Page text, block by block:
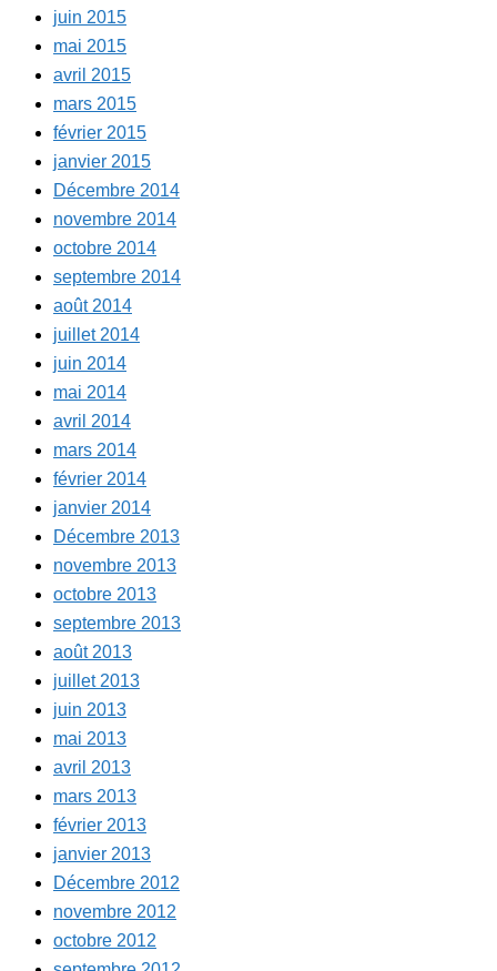
juin 2015
mai 2015
avril 2015
mars 2015
février 2015
janvier 2015
Décembre 2014
novembre 2014
octobre 2014
septembre 2014
août 2014
juillet 2014
juin 2014
mai 2014
avril 2014
mars 2014
février 2014
janvier 2014
Décembre 2013
novembre 2013
octobre 2013
septembre 2013
août 2013
juillet 2013
juin 2013
mai 2013
avril 2013
mars 2013
février 2013
janvier 2013
Décembre 2012
novembre 2012
octobre 2012